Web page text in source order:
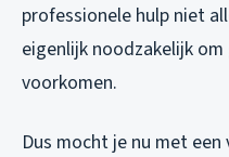
professionele hulp niet
eigenlijk noodzakelijk
voorkomen.
Dus mocht je nu met